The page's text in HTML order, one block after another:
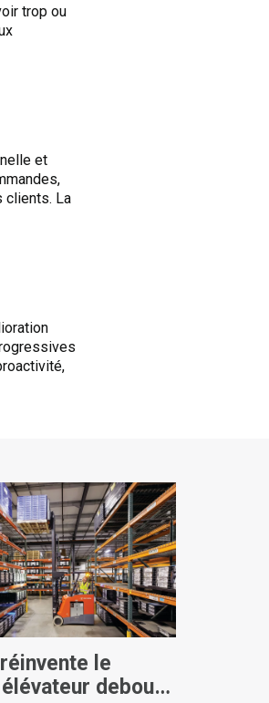
trop ou
et
clients. La
le
debout